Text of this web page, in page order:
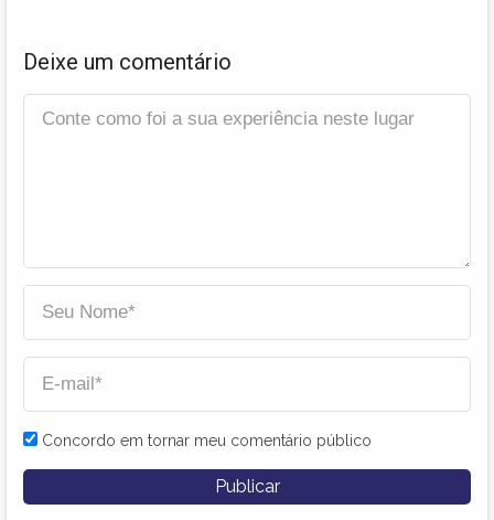
Deixe um comentário
Concordo em tornar meu comentário público